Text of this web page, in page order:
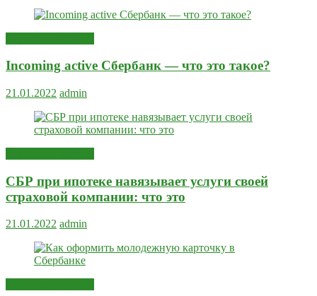
Incoming active Сбербанк — что это такое?
21.01.2022 admin
СБР при ипотеке навязывает услуги своей
страховой компании: что это
21.01.2022 admin